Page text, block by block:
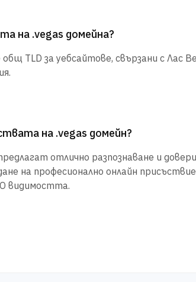
на .vegas домейна?
TLD за уебсайтове, свързани с Лас
на .vegas домейн?
отлично разпознаване и
на професионално онлайн
видимостта.